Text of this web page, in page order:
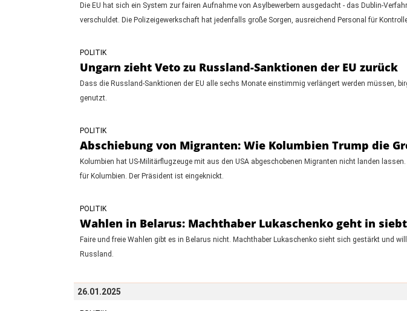
Die EU hat sich ein System zur fairen Aufnahme von Asylbewerbern ausgedacht - das Dublin-
verschuldet. Die Polizeigewerkschaft hat jedenfalls große Sorgen, ausreichend Personal für
POLITIK
Ungarn zieht Veto zu Russland-Sanktionen der EU zurück
Dass die Russland-Sanktionen der EU alle sechs Monate einstimmig verlängert werden müssen,
genutzt.
POLITIK
Abschiebung von Migranten: Wie Kolumbien Trump die
Kolumbien hat US-Militärflugzeuge mit aus den USA abgeschobenen Migranten nicht landen
für Kolumbien. Der Präsident ist eingeknickt.
POLITIK
Wahlen in Belarus: Machthaber Lukaschenko geht in
Faire und freie Wahlen gibt es in Belarus nicht. Machthaber Lukaschenko sieht sich gestärkt und
Russland.
26.01.2025